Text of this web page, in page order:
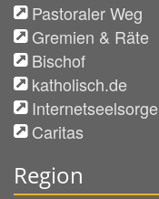
Pastoraler Weg
Gremien & Räte
Bischof
katholisch.de
Internetseelsorge
Caritas
Region